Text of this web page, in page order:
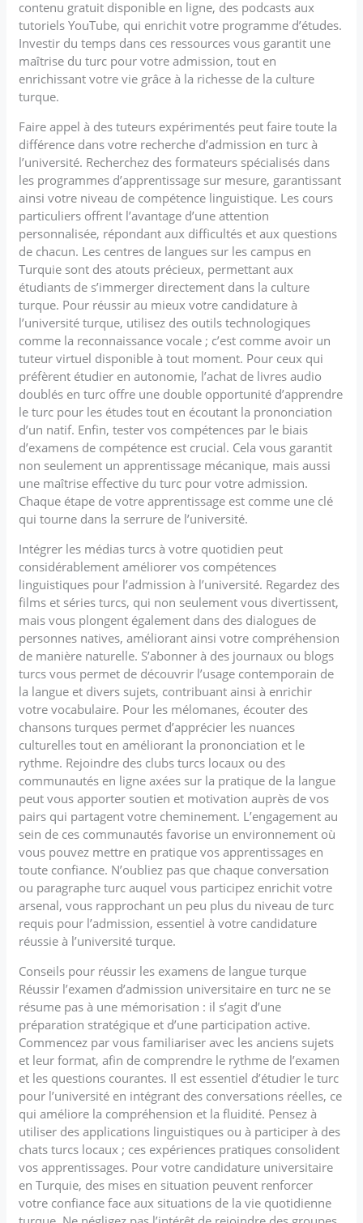
contenu gratuit disponible en ligne, des podcasts aux
tutoriels YouTube, qui enrichit votre programme d’études.
Investir du temps dans ces ressources vous garantit une
maîtrise du turc pour votre admission, tout en
enrichissant votre vie grâce à la richesse de la culture
turque.
Faire appel à des tuteurs expérimentés peut faire toute la
différence dans votre recherche d’admission en turc à
l’université. Recherchez des formateurs spécialisés dans
les programmes d’apprentissage sur mesure, garantissant
ainsi votre niveau de compétence linguistique. Les cours
particuliers offrent l’avantage d’une attention
personnalisée, répondant aux difficultés et aux questions
de chacun. Les centres de langues sur les campus en
Turquie sont des atouts précieux, permettant aux
étudiants de s’immerger directement dans la culture
turque. Pour réussir au mieux votre candidature à
l’université turque, utilisez des outils technologiques
comme la reconnaissance vocale ; c’est comme avoir un
tuteur virtuel disponible à tout moment. Pour ceux qui
préfèrent étudier en autonomie, l’achat de livres audio
doublés en turc offre une double opportunité d’apprendre
le turc pour les études tout en écoutant la prononciation
d’un natif. Enfin, tester vos compétences par le biais
d’examens de compétence est crucial. Cela vous garantit
non seulement un apprentissage mécanique, mais aussi
une maîtrise effective du turc pour votre admission.
Chaque étape de votre apprentissage est comme une clé
qui tourne dans la serrure de l’université.
Intégrer les médias turcs à votre quotidien peut
considérablement améliorer vos compétences
linguistiques pour l’admission à l’université. Regardez des
films et séries turcs, qui non seulement vous divertissent,
mais vous plongent également dans des dialogues de
personnes natives, améliorant ainsi votre compréhension
de manière naturelle. S’abonner à des journaux ou blogs
turcs vous permet de découvrir l’usage contemporain de
la langue et divers sujets, contribuant ainsi à enrichir
votre vocabulaire. Pour les mélomanes, écouter des
chansons turques permet d’apprécier les nuances
culturelles tout en améliorant la prononciation et le
rythme. Rejoindre des clubs turcs locaux ou des
communautés en ligne axées sur la pratique de la langue
peut vous apporter soutien et motivation auprès de vos
pairs qui partagent votre cheminement. L’engagement au
sein de ces communautés favorise un environnement où
vous pouvez mettre en pratique vos apprentissages en
toute confiance. N’oubliez pas que chaque conversation
ou paragraphe turc auquel vous participez enrichit votre
arsenal, vous rapprochant un peu plus du niveau de turc
requis pour l’admission, essentiel à votre candidature
réussie à l’université turque.
Conseils pour réussir les examens de langue turque
Réussir l’examen d’admission universitaire en turc ne se
résume pas à une mémorisation : il s’agit d’une
préparation stratégique et d’une participation active.
Commencez par vous familiariser avec les anciens sujets
et leur format, afin de comprendre le rythme de l’examen
et les questions courantes. Il est essentiel d’étudier le turc
pour l’université en intégrant des conversations réelles, ce
qui améliore la compréhension et la fluidité. Pensez à
utiliser des applications linguistiques ou à participer à des
chats turcs locaux ; ces expériences pratiques consolident
vos apprentissages. Pour votre candidature universitaire
en Turquie, des mises en situation peuvent renforcer
votre confiance face aux situations de la vie quotidienne